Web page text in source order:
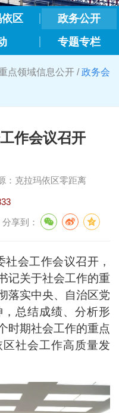
区
政务公开
专题专栏
点领域信息公开 /政务会
作会议召开
： 克拉玛依区零距离
分享到：
会工作会议召开，
记关于社会工作的重
落实中央、自治区党
总结成绩、分析形
时期社会工作的重点
社会工作高质量发